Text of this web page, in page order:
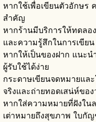
หากใช้เพื่อเขียนตัวอักษร
สำคัญ
หากร้านมีบริการให้ทดลอ
และความรู้สึกในการเขีย
หากให้เป็นของฝาก แนะ
ผู้รับใช้ได้ง่าย
กระดาษเขียนจดหมายแล
จริงและถ่ายทอดเสน่ห์ขอ
หากใส่ความหมายที่ฝังใน
เต่าหมายถึงสุขภาพ ใบกัญ